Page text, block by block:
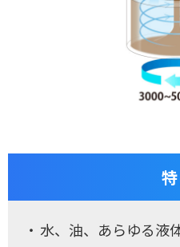
水、油、あらゆる液